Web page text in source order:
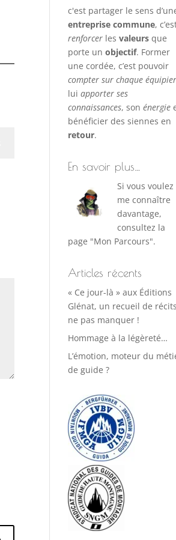
c'est partager le sens
entreprise commune,
renforcer lesvaleurs que
porte unobjectif. Former
une cordée, c’est pouvoir
compter sur chaque équipier
luiapporter ses
connaissances, sonénergie
bénéficier des siennes en
retour.
En savoir plus…
Si vous voulez
me connaître
davantage,
consultez la
page "Mon Parcours".
Articles récents
« Ce jour-là » aux Éditions
Glénat, un recueil de
ne pas manquer !
Hommage à la légèreté…
L’émotion, moteur du
de guide ?